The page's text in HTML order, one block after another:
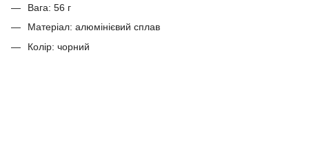
Вага: 56 г
Матеріал: алюмінієвий сплав
Колір: чорний